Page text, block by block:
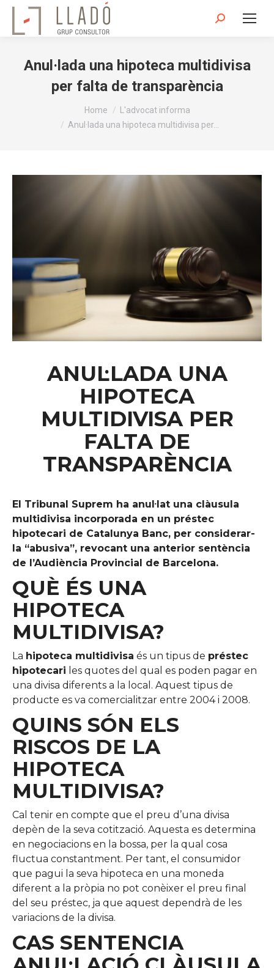
Search:
Anul·lada una hipoteca multidivisa
per falta de transparència
Home
L'advocat informa
Anul·lada una hipoteca multidivisa per…
ANUL·LADA UNA
HIPOTECA
MULTIDIVISA PER
FALTA DE
TRANSPARÈNCIA
El Tribunal Suprem ha anul·lat una clàusula
multidivisa incorporada en un préstec
hipotecari de Catalunya Banc, per considerar-
la “abusiva”, revocant una anterior sentència
de l’Audiència Provincial de Barcelona.
QUÈ ÉS UNA
HIPOTECA
MULTIDIVISA?
La hipoteca multidivisa és un tipus de préstec
hipotecari les quotes del qual es poden pagar en
una divisa diferents a la local. Aquest tipus de
producte es va comercialitzar entre 2004 i 2008.
QUINS SÓN ELS
RISCOS DE LA
HIPOTECA
MULTIDIVISA?
Cal tenir en compte que el preu d’una divisa
depèn de la seva cotització. Aquesta es determina
en negociacions en la bossa, per la qual cosa
fluctua constantment. Per tant, el consumidor
que pagui la seva hipoteca en una moneda
diferent a la pròpia no pot conèixer el preu final
del seu préstec, ja que aquest dependrà de les
variacions de la divisa.
CAS SENTENCIA